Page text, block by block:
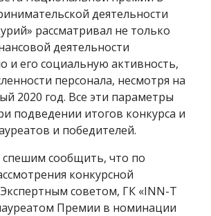
деятельности
рассматривал не только
деятельности
и его социальную активность,
персонала, несмотря на
2020 год. Все эти параметры
подведении итогов конкурса и
и победителей.
сообщить, что по
конкурсной
советом, ГК «INN-T
Премии в номинации